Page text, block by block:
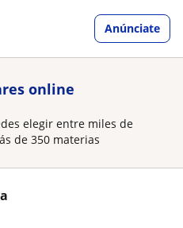
Anúnciate
online
elegir entre miles de
de 350 materias